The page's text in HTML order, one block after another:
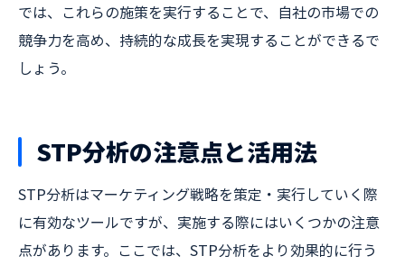
では、これらの施策を実行することで、自社の市場での
競争力を高め、持続的な成長を実現することができるで
しょう。
STP分析の注意点と活用法
STP分析はマーケティング戦略を策定・実行していく際
に有効なツールですが、実施する際にはいくつかの注意
点があります。ここでは、STP分析をより効果的に行う